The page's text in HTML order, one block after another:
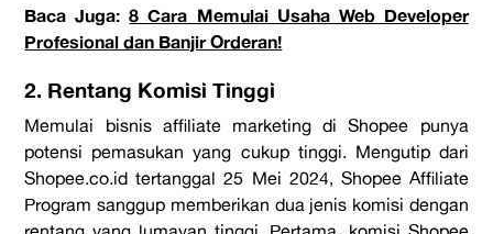
Baca Juga:8 Cara Memulai Usaha Web Developer
Profesional dan Banjir Orderan!
2. Rentang Komisi Tinggi
Memulai bisnis affiliate marketing di Shopee punya
potensi pemasukan yang cukup tinggi. Mengutip dari
Shopee.co.id tertanggal 25 Mei 2024, Shopee Affiliate
Program sanggup memberikan dua jenis komisi dengan